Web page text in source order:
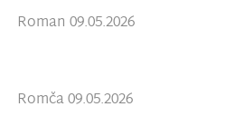
Roman 09.05.2026
Romča 09.05.2026